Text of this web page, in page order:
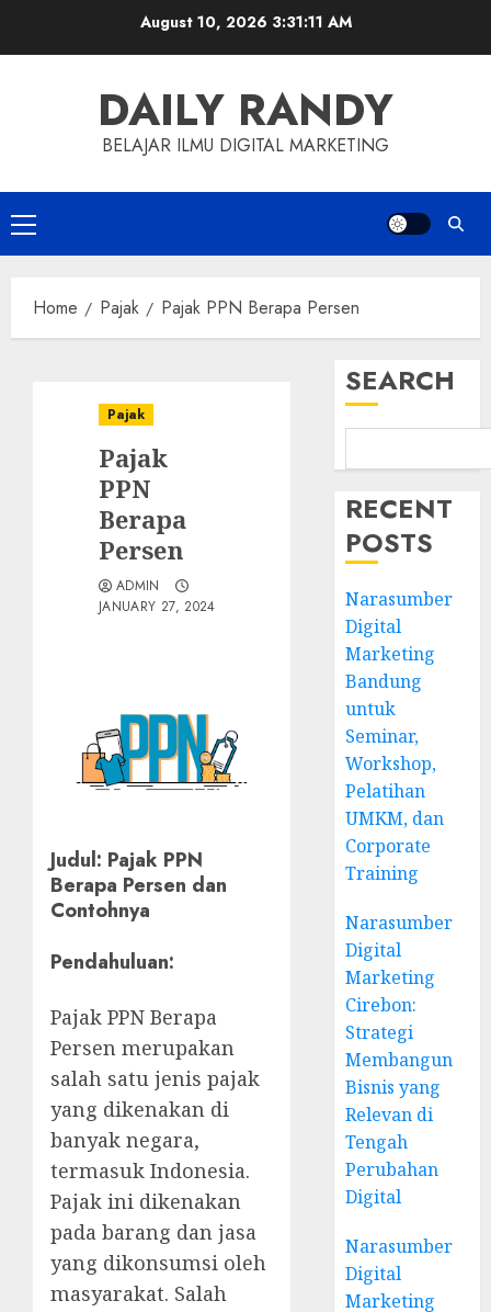
August 10, 2026 3:31:12 AM
DAILY RANDY
BELAJAR ILMU DIGITAL MARKETING
Primary
Menu
Home Pajak Pajak PPN Berapa Persen
Pajak
Pajak
PPN
Berapa
Persen
ADMIN
JANUARY 27, 2024
Judul: Pajak PPN
Berapa Persen dan
Contohnya
Pendahuluan:
Pajak PPN Berapa
Persen merupakan
salah satu jenis pajak
yang dikenakan di
banyak negara,
termasuk Indonesia.
Pajak ini dikenakan
pada barang dan jasa
yang dikonsumsi oleh
masyarakat. Salah
SEARCH
RECENT
POSTS
Narasumber
Digital
Marketing
Bandung
untuk
Seminar,
Workshop,
Pelatihan
UMKM, dan
Corporate
Training
Narasumber
Digital
Marketing
Cirebon:
Strategi
Membangun
Bisnis yang
Relevan di
Tengah
Perubahan
Digital
Narasumber
Digital
Marketing